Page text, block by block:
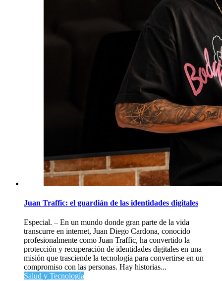
Juan Traffic: el guardián de las identidades digitales
Especial. – En un mundo donde gran parte de la vida
transcurre en internet, Juan Diego Cardona, conocido
profesionalmente como Juan Traffic, ha convertido la
protección y recuperación de identidades digitales en una
misión que trasciende la tecnología para convertirse en un
compromiso con las personas. Hay historias...
Salud y Tecnología